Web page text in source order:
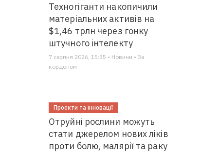
Техногіганти накопичили
матеріальних активів на
$1,46 трлн через гонку
штучного інтелекту
7 серпня 2026, 15:35 • Новини • За
кордоном
Проекти та інновації
Отруйні рослини можуть
стати джерелом нових ліків
проти болю, малярії та раку